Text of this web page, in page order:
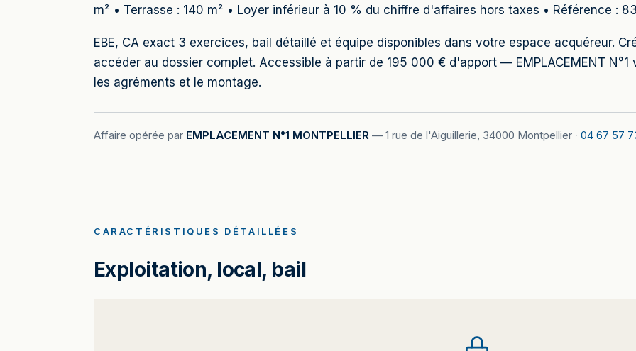
m² • Terrasse : 140 m² • Loyer inférieur à 10 % du chiffre d'affaires hors taxes • Référence :
EBE, CA exact 3 exercices, bail détaillé et équipe disponibles dans votre espace acquéreur.
accéder au dossier complet. Accessible à partir de 195 000 € d'apport — EMPLACEMENT
les agréments et le montage.
Affaire opérée par EMPLACEMENT N°1 MONTPELLIER — 1 rue de l'Aiguillerie, 34000 Montpellier · 04 67 57
CARACTÉRISTIQUES DÉTAILLÉES
Exploitation, local, bail